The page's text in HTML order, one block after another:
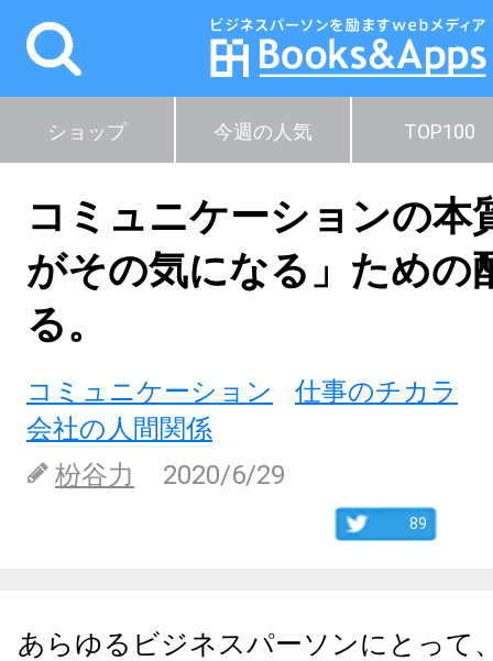
ショップ 今週の人気 TOP100
コミュニケーションの本
がその気になる」ための
る。
コミュニケーション
仕事のチカラ
会社の人間関係
枌谷力
2020/6/29
89
あらゆるビジネスパーソンにとって